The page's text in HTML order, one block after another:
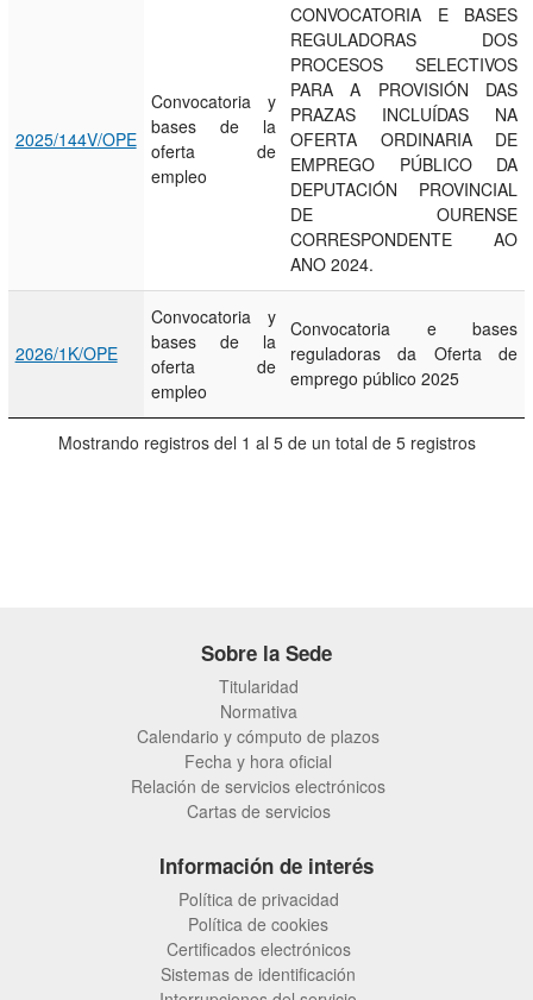
2025/144V/OPE
Convocatoria y
bases de la
oferta de
empleo
CONVOCATORIA E BASES
REGULADORAS DOS
PROCESOS SELECTIVOS
PARA A PROVISIÓN DAS
PRAZAS INCLUÍDAS NA
OFERTA ORDINARIA DE
EMPREGO PÚBLICO DA
DEPUTACIÓN PROVINCIAL
DE OURENSE
CORRESPONDENTE AO
ANO 2024.
2026/1K/OPE
Convocatoria y
bases de la
oferta de
empleo
Convocatoria e bases
reguladoras da Oferta de
emprego público 2025
Mostrando registros del 1 al 5 de un total de 5 registros
Sobre la Sede
Titularidad
Normativa
Calendario y cómputo de plazos
Fecha y hora oficial
Relación de servicios electrónicos
Cartas de servicios
Información de interés
Política de privacidad
Política de cookies
Certificados electrónicos
Sistemas de identificación